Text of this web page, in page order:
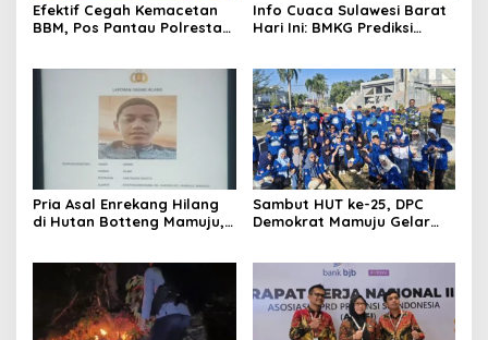
Efektif Cegah Kemacetan
BBM, Pos Pantau Polresta
Info Cuaca Sulawesi Barat
Hari Ini: BMKG Prediksi
Pria Asal Enrekang Hilang
di Hutan Botteng Mamuju,
Sambut HUT ke-25, DPC
Demokrat Mamuju Gelar